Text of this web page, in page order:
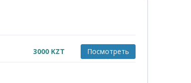
3000 KZT Посмотреть